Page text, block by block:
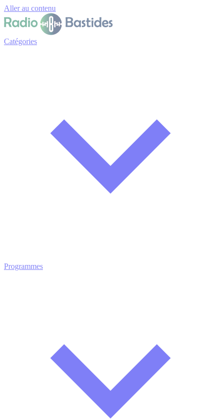
Aller au contenu
Catégories
Programmes
Panneau de gestion des cookies